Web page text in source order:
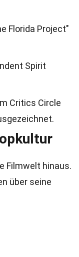
Florida Project"
Spirit
Critics Circle
Filmwelt hinaus.
über seine